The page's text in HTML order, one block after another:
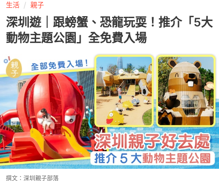
生活 親子
深圳遊｜跟螃蟹、恐龍玩耍！推介「5大
動物主題公園」全免費入場
撰文： 深圳親子部落